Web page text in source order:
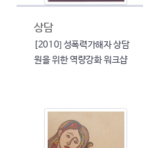
상담
[2010] 성폭력가해자 상담
원을 위한 역량강화 워크샵